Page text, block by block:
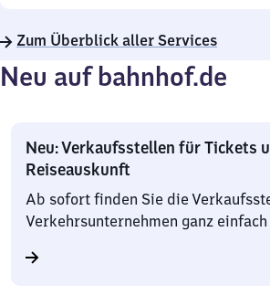
Zum Überblick aller Services
Neu auf bahnhof.de
Neu: Verkaufsstellen für Tickets
Reiseauskunft
Ab sofort finden Sie die
Verkehrsunternehmen ganz